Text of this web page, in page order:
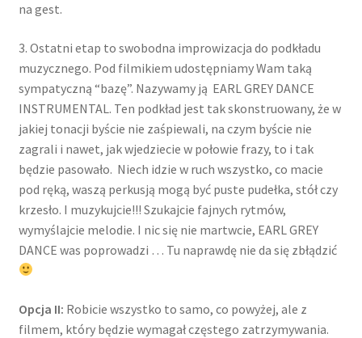
na gest.
3. Ostatni etap to swobodna improwizacja do podkładu
muzycznego. Pod filmikiem udostępniamy Wam taką
sympatyczną “bazę”. Nazywamy ją EARL GREY DANCE
INSTRUMENTAL. Ten podkład jest tak skonstruowany, że w
jakiej tonacji byście nie zaśpiewali, na czym byście nie
zagrali i nawet, jak wjedziecie w połowie frazy, to i tak
będzie pasowało. Niech idzie w ruch wszystko, co macie
pod ręką, waszą perkusją mogą być puste pudełka, stół czy
krzesło. I muzykujcie!!! Szukajcie fajnych rytmów,
wymyślajcie melodie. I nic się nie martwcie, EARL GREY
DANCE was poprowadzi … Tu naprawdę nie da się zbłądzić
Opcja II: Robicie wszystko to samo, co powyżej, ale z
filmem, który będzie wymagał częstego zatrzymywania.